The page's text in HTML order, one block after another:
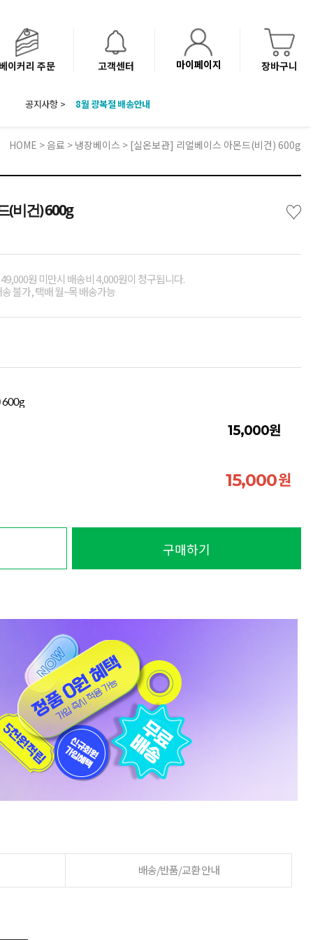
이커리 주문 고객센터 마이페이지 장바구니
공지사항 >
'NEW 바이브믹스 or 바리스타시럽 1종' 체험단 발표
HOME >음료 > 냉장베이스 > [실온보관] 리얼베이스 아몬드(비건) 600g
(비건) 600g ♡
원 미만시 배송비 4,000원이 청구됩니다.
불가, 택배 월~목 배송가능
600g
15,000원
15,000원
구매하기
배송/반품/교환 안내